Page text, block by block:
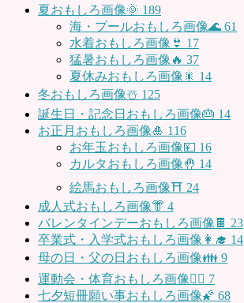
夏おもしろ画像🌞 189
海・プールおもしろ画像🌊 61
水着おもしろ画像👙 17
猛暑おもしろ画像🔥 37
夏休みおもしろ画像🎇 14
冬おもしろ画像☃️ 125
誕生日・記念日おもしろ画像🎂 14
お正月おもしろ画像🎍 116
お年玉おもしろ画像💴 16
カルタおもしろ画像🤚 14
絵馬おもしろ画像⛩ 24
成人式おもしろ画像👘 4
バレンタインデーおもしろ画像🍫 23
卒業式・入学式おもしろ画像👩‍🎓 14
母の日・父の日おもしろ画像👪 9
運動会・体育おもしろ画像🤸‍♂️ 7
七夕短冊願い事おもしろ画像🌠 68